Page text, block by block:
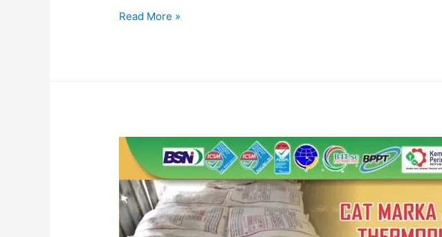
Mengapa
Berkualitas?
Read More »